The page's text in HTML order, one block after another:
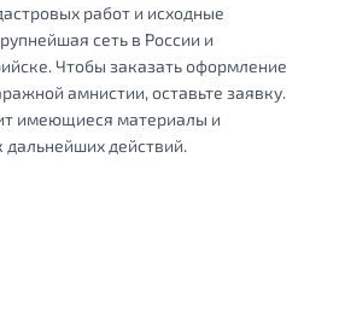
работ и исходные
сеть в России и
Чтобы заказать оформление
амнистии, оставьте заявку.
имеющиеся материалы и
действий.